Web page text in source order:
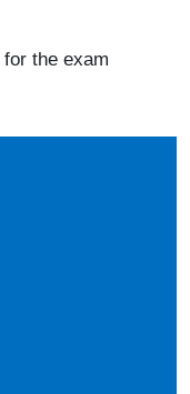
for the exam